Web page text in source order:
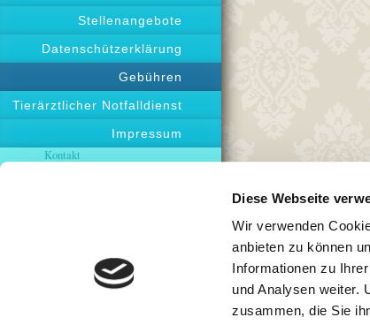
Diese Webseite
Wir verwenden
anbieten zu können
Informationen zu
und Analysen weiter.
zusammen, die Sie
Stellenangebote
Datenschützerklärung
Gebühren
Tierärztlicher Notfalldienst
Impressum
Kontakt
tierarztbulich@googlemail.com